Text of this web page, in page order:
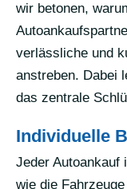
wir betonen,
verlässliche und
anstreben. Dabei
das zentrale
Individuelle
Jeder Autoankauf
wie die